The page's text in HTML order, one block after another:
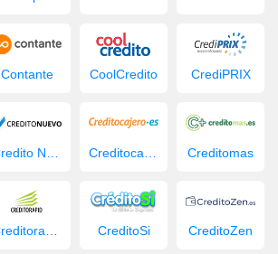
Contante CoolCredito CrediPRIX
Creditomas
Creditorapid CreditoSi CreditoZen